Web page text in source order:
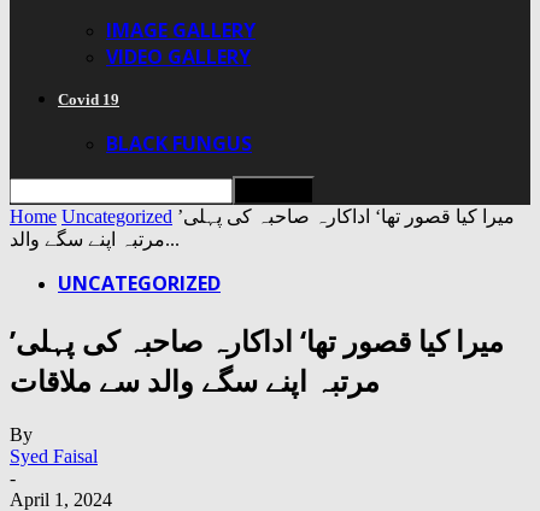
IMAGE GALLERY
VIDEO GALLERY
Covid 19
BLACK FUNGUS
Home Uncategorized ’میرا کیا قصور تھا‘ اداکارہ صاحبہ کی پہلی
مرتبہ اپنے سگے والد...
UNCATEGORIZED
’میرا کیا قصور تھا‘ اداکارہ صاحبہ کی پہلی
مرتبہ اپنے سگے والد سے ملاقات
By
Syed Faisal
-
April 1, 2024